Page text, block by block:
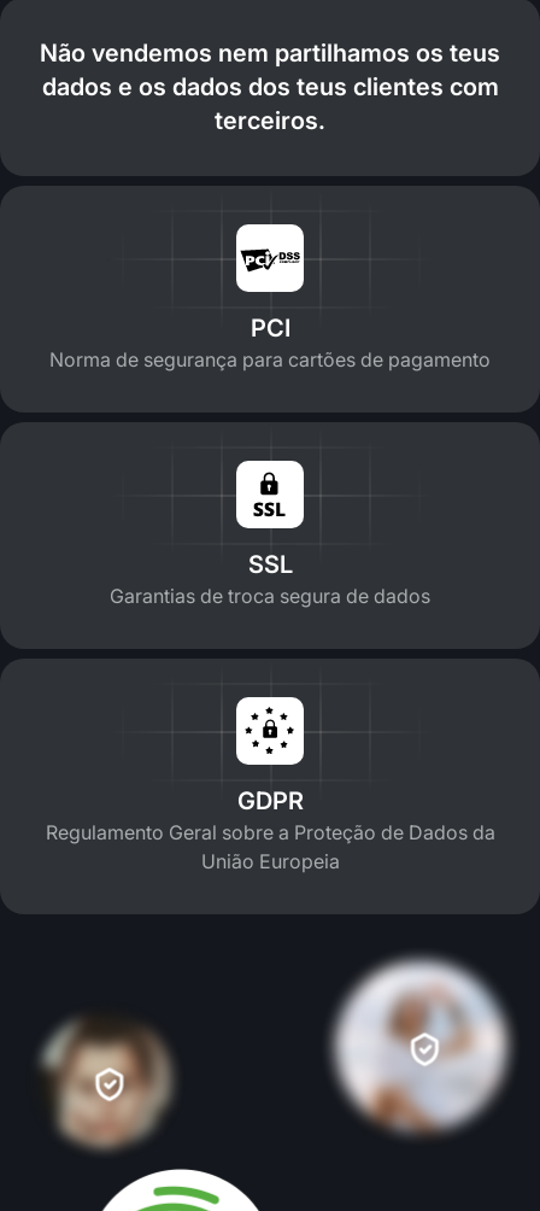
Não vendemos nem partilhamos os teus
dados e os dados dos teus clientes com
terceiros.
PCI
Norma de segurança para cartões de pagamento
SSL
Garantias de troca segura de dados
GDPR
Regulamento Geral sobre a Proteção de Dados da
União Europeia